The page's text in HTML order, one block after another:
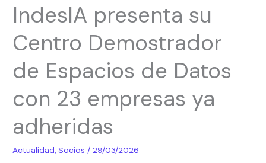
IndesIA presenta su
Centro Demostrador
de Espacios de Datos
con 23 empresas ya
adheridas
Actualidad, Socios /29/03/2026
presenta
su
Centro
de
de
con